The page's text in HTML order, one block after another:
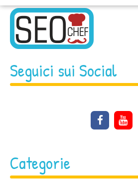
Seguici sui Social
Categorie